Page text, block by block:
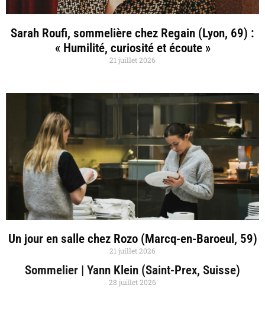
Sarah Roufi, sommelière chez Regain (Lyon, 69) :
« Humilité, curiosité et écoute »
21 juillet 2026
Un jour en salle chez Rozo (Marcq-en-Baroeul, 59)
21 juillet 2026
Sommelier | Yann Klein (Saint-Prex, Suisse)
28 juillet 2026